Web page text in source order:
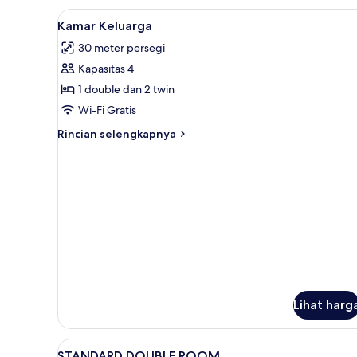
Double,
pemandangan
Lihat
semua
foto
untuk
Kamar
Keluarga
Kamar Keluarga | Brankas,
6
Kamar Keluarga
30 meter persegi
Kapasitas 4
1 double dan 2 twin
Wi-Fi Gratis
Rincian selengkapnya
Rincian
Lihat
Lihat
Brankas, meja kerja, setrika/
2